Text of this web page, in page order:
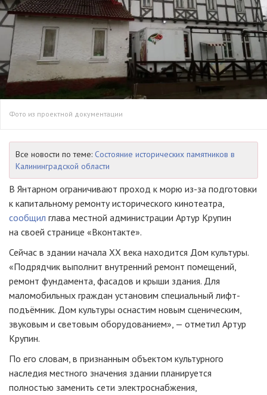
Фото из проектной документации
Все новости по теме: Состояние исторических памятников в
Калининградской области
В Янтарном ограничивают проход к морю из-за подготовки
к капитальному ремонту исторического кинотеатра,
сообщил глава местной администрации Артур Крупин
на своей странице «Вконтакте».
Сейчас в здании начала ХХ века находится Дом культуры.
«Подрядчик выполнит внутренний ремонт помещений,
ремонт фундамента, фасадов и крыши здания. Для
маломобильных граждан установим специальный лифт-
подъёмник. Дом культуры оснастим новым сценическим,
звуковым и световым оборудованием», — отметил Артур
Крупин.
По его словам, в признанным объектом культурного
наследия местного значения здании планируется
полностью заменить сети электроснабжения,